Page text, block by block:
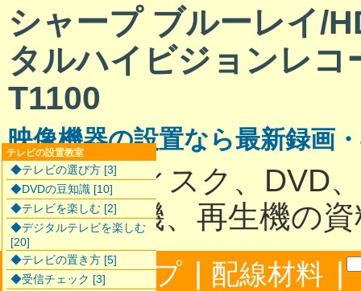
シャープ ブルーレイ/
タルハイビジョンレ
T1100
映像機器の設置なら最新録画
ハードディスク、DVD
最新録画機、再生機の
サイトマップ | 配線材料 |
テレビの設置教室
◆テレビの選び方 [3]
◆DVDの豆知識 [10]
◆テレビを楽しむ [2]
◆デジタルテレビを楽しむ
[20]
◆テレビの置き方 [5]
◆受信チェック [3]